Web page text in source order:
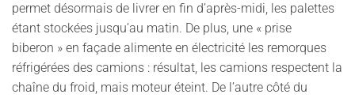
permet désormais de livrer en fin d’après-midi, les palettes
étant stockées jusqu’au matin. De plus, une « prise
biberon » en façade alimente en électricité les remorques
réfrigérées des camions : résultat, les camions respectent la
chaîne du froid, mais moteur éteint. De l’autre côté du